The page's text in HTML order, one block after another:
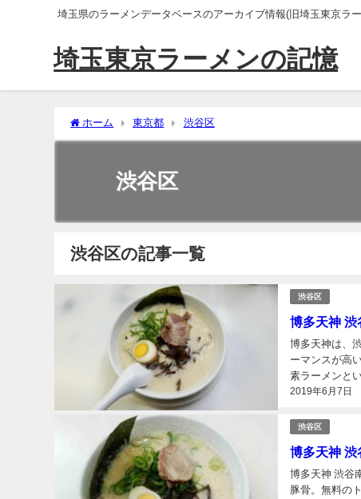
埼玉県のラーメンデータベースのアーカイブ情報(旧埼玉東京ラ
埼玉東京ラーメンの記憶
ホーム 東京都 渋谷区
渋谷区
渋谷区の記事一覧
渋谷区
博多天神
2019年6月7日
博多天神は、
ーマンスが高
素ラーメンと
渋谷区
博多天神
博多天神 渋谷
豚骨。無料の